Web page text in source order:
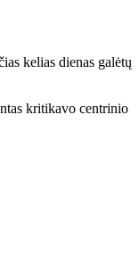
kelias dienas galėtų
kritikavo centrinio